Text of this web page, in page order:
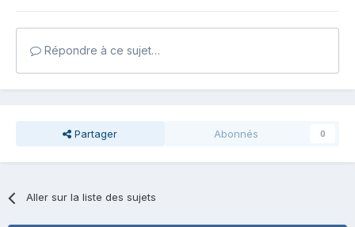
Répondre à ce sujet…
Partager Abonnés 0
Aller sur la liste des sujets